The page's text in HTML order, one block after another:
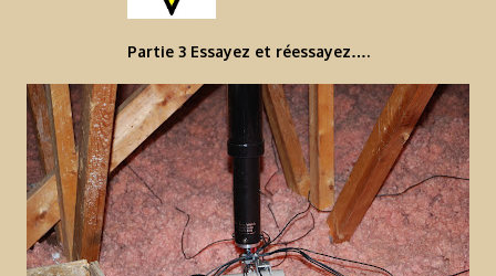
Partie 3 Essayez et réessayez….